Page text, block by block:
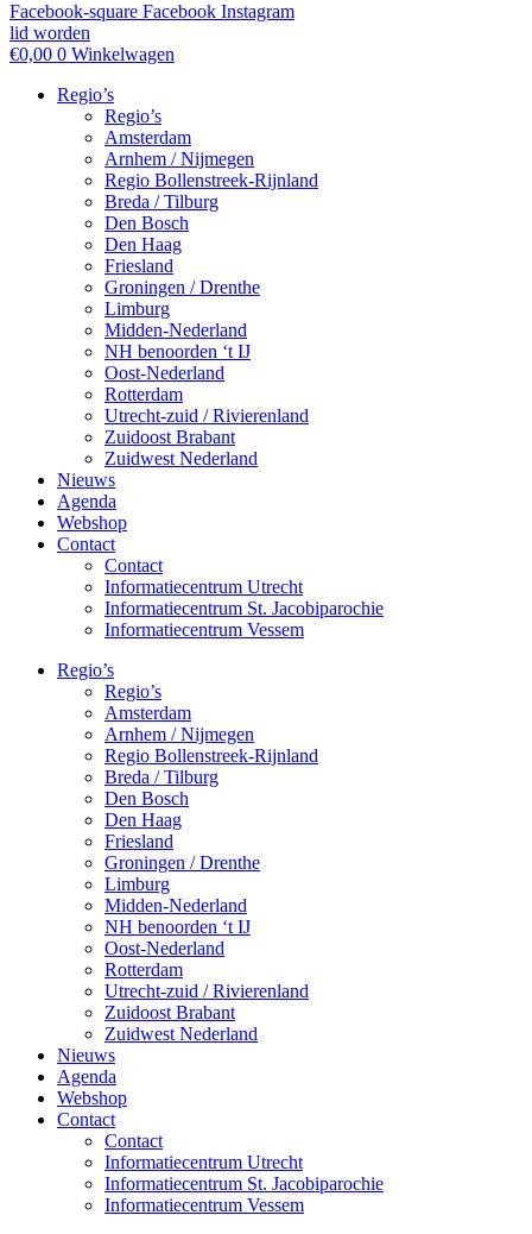
Facebook-square Facebook Instagram
lid worden
€0,00 0 Winkelwagen
Regio’s
Regio’s
Amsterdam
Arnhem / Nijmegen
Regio Bollenstreek-Rijnland
Breda / Tilburg
Den Bosch
Den Haag
Friesland
Groningen / Drenthe
Limburg
Midden-Nederland
NH benoorden ‘t IJ
Oost-Nederland
Rotterdam
Utrecht-zuid / Rivierenland
Zuidoost Brabant
Zuidwest Nederland
Nieuws
Agenda
Webshop
Contact
Contact
Informatiecentrum Utrecht
Informatiecentrum St. Jacobiparochie
Informatiecentrum Vessem
Regio’s
Regio’s
Amsterdam
Arnhem / Nijmegen
Regio Bollenstreek-Rijnland
Breda / Tilburg
Den Bosch
Den Haag
Friesland
Groningen / Drenthe
Limburg
Midden-Nederland
NH benoorden ‘t IJ
Oost-Nederland
Rotterdam
Utrecht-zuid / Rivierenland
Zuidoost Brabant
Zuidwest Nederland
Nieuws
Agenda
Webshop
Contact
Contact
Informatiecentrum Utrecht
Informatiecentrum St. Jacobiparochie
Informatiecentrum Vessem